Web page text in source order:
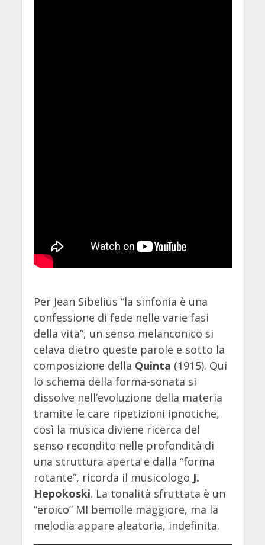
Per Jean Sibelius “la sinfonia è una
confessione di fede nelle varie fasi
della vita”, un senso melanconico si
celava dietro queste parole e sotto la
composizione della Quinta (1915). Qui
lo schema della forma-sonata si
dissolve nell’evoluzione della materia
tramite le care ripetizioni ipnotiche,
così la musica diviene ricerca del
senso recondito nelle profondità di
una struttura aperta e dalla “forma
rotante”, ricorda il musicologo J.
Hepokoski. La tonalità sfruttata è un
“eroico” MI bemolle maggiore, ma la
melodia appare aleatoria, indefinita.